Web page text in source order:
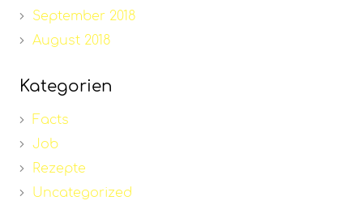
September 2018
August 2018
Kategorien
Facts
Job
Rezepte
Uncategorized